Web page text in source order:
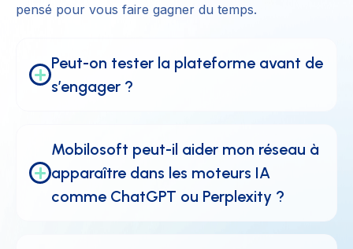
pensé pour vous faire gagner du temps.
Peut-on tester la plateforme avant de
s’engager ?
Mobilosoft peut-il aider mon réseau à
apparaître dans les moteurs IA
comme ChatGPT ou Perplexity ?